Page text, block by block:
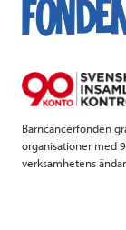
Barncancerfonden
organisationer med
verksamhetens